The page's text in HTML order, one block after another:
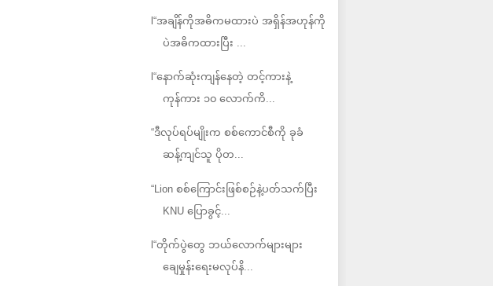
l“အချိန်ကိုအဓိကမထားပဲ အရှိန်အဟုန်ကို
ပဲအဓိကထားပြီး ...
l“နောက်ဆုံးကျန်နေတဲ့ တင့်ကားနဲ့
ကုန်ကား ၁၀ လောက်ကိ...
“ဒီလုပ်ရပ်မျိုးက စစ်ကောင်စီကို ခုခံ
ဆန့်ကျင်သူ ပိုတ...
“Lion စစ်ကြောင်းဖြစ်စဉ်နဲ့ပတ်သက်ပြီး
KNU ပြောခွင့်...
l“တိုက်ပွဲတွေ ဘယ်လောက်များများ
ချေမှုန်းရေးမလုပ်နိ...